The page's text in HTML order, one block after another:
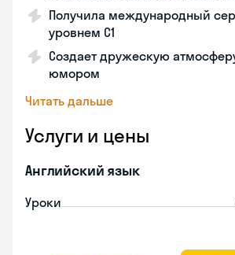
Получила международный
уровнем C1
Создает дружескую
юмором
Читать дальше
Услуги и цены
Английский язык
Уроки